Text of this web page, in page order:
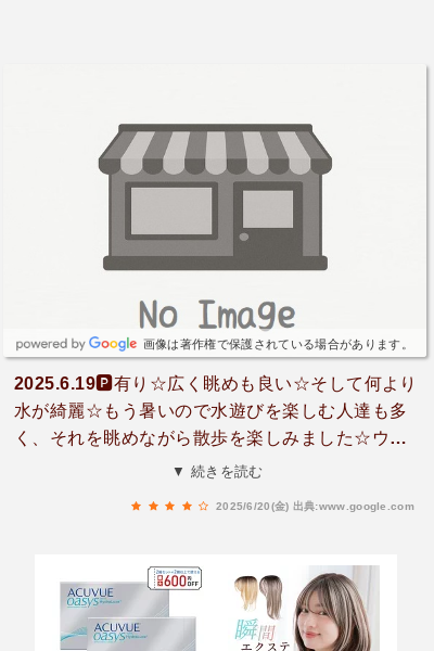
画像は著作権で保護されている場合があります。
2025.6.19🅿有り☆広く眺めも良い☆そして何より
水が綺麗☆もう暑いので水遊びを楽しむ人達も多
く、それを眺めながら散歩を楽しみました☆ウォ
ーキングに励む人や趣味を楽しむ人の姿も見かけ
▼ 続きを読む
2025/6/20(金) 出典:www.google.com